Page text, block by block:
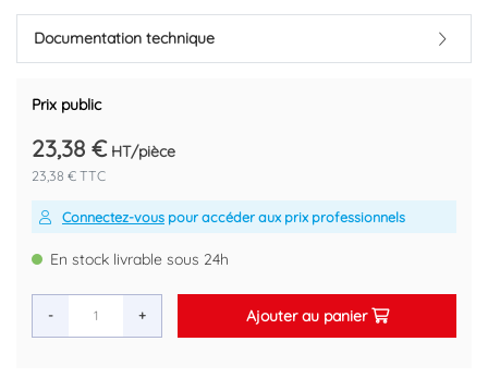
Code EAN : 3383951123217
Documentation technique
Prix public
23,38 € HT/pièce
23,38 € TTC
Connectez-vous pour accéder aux prix professionnels
En stock livrable sous 24h
- + Ajouter au panier